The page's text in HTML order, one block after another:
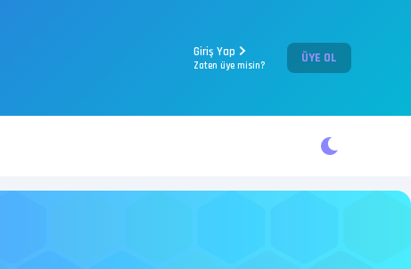
Giriş Yap
Zaten üye misin? ÜYE OL